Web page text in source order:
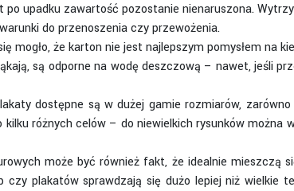
upadku zawartość pozostanie nienaruszona.
do przenoszenia czy przewożenia.
mogło, że karton nie jest najlepszym pomysłem na
są odporne na wodę deszczową – nawet, jeśli
dostępne są w dużej gamie rozmiarów,
różnych celów – do niewielkich rysunków
może być również fakt, że idealnie mieszczą
czy plakatów sprawdzają się dużo lepiej niż